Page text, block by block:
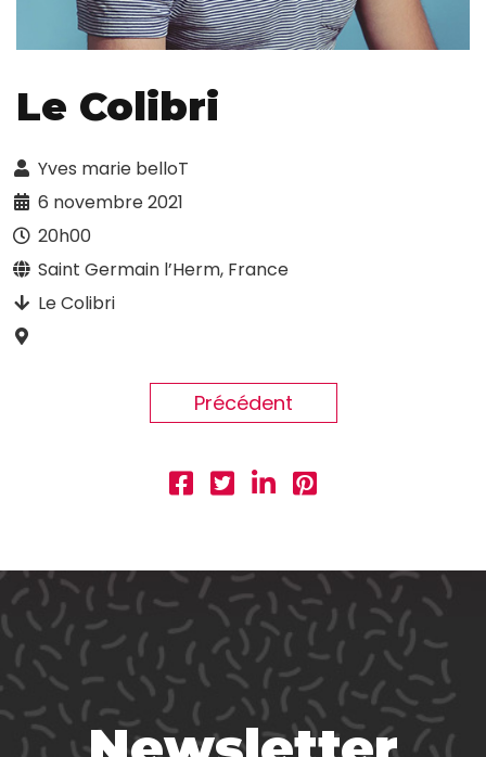
Le Colibri
Yves marie belloT
6 novembre 2021
20h00
Saint Germain l’Herm, France
Le Colibri
Précédent